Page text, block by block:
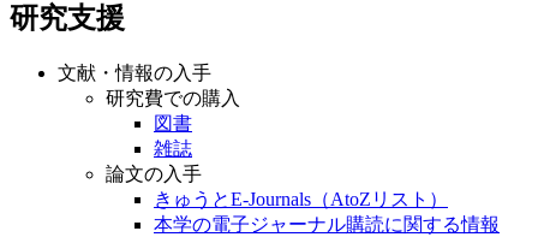
研究支援
文献・情報の入手
研究費での購入
図書
雑誌
論文の入手
きゅうとE-Journals（AtoZリスト）
本学の電子ジャーナル購読に関する情報